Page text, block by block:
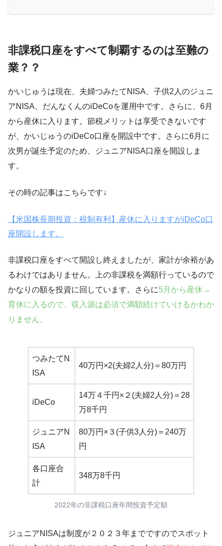
非課税口座をすべて制覇するのは至難の
業？？
かいじゅうは現在、夫婦つみたてNISA、子供2人のジュニ
アNISA、だんなくんのiDeCoを運用中です。さらに、6月
から産休に入ります。節税メリットは享受できないです
が、かいじゅうのiDeCo口座を開設中です。さらに6月に
次男が誕生予定のため、ジュニアNISA口座を開設しま
す。
その時の記事はこちらです↓
【米国株長期投資：税制有利】産休に入りますがiDeCo口
座開設します。
非課税口座をすべて開設し終えましたが、 家計が余裕があ
るわけではありません。
上の非課税を満額行っているので
かなりの額を投資に回しています。さらに5月から産休→
育休に入るので、収入源は必須で満額続けていけるかわか
りません。
つみたてN
ISA
40万円×2(夫婦2人分)＝80万円
iDeCo
14万４千円×２(夫婦2人分)＝28
万8千円
ジュニアN
ISA
80万円×３(子供3人分)＝240万
円
各口座合
計
348万8千円
2022年の非課税口座年間投資予定額
ジュニアNISAは制度が２０２３年までですのでスポット